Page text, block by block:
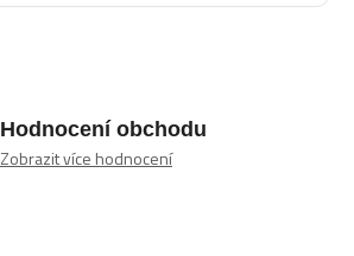
Hodnocení obchodu
Zobrazit více hodnocení